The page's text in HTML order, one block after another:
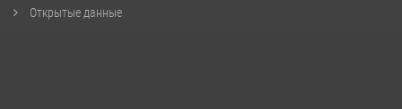
Открытые данные